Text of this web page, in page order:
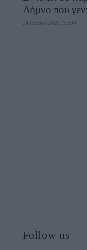
Λήμνο που
24 Ιουλίου 2026, 13:00
Follow us